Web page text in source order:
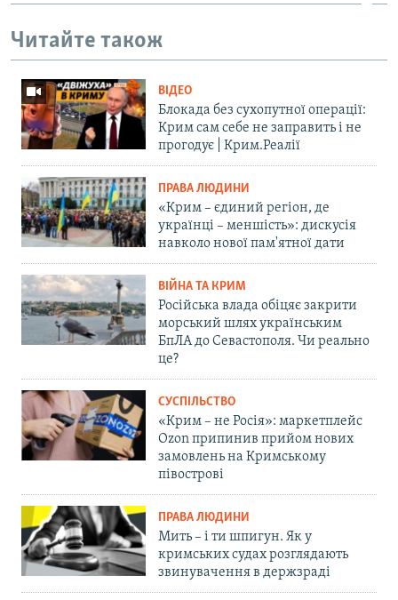
Читайте також
ВІДЕО
Блокада без сухопутної операції:
Крим сам себе не заправить і не
прогодує | Крим.Реалії
ПРАВА ЛЮДИНИ
«Крим – єдиний регіон, де
українці – меншість»: дискусія
навколо нової пам'ятної дати
ВІЙНА ТА КРИМ
Російська влада обіцяє закрити
морський шлях українським
БпЛА до Севастополя. Чи реально
це?
СУСПІЛЬСТВО
«Крим – не Росія»: маркетплейс
Ozon припинив прийом нових
замовлень на Кримському
півострові
ПРАВА ЛЮДИНИ
Мить – і ти шпигун. Як у
кримських судах розглядають
звинувачення в держзраді